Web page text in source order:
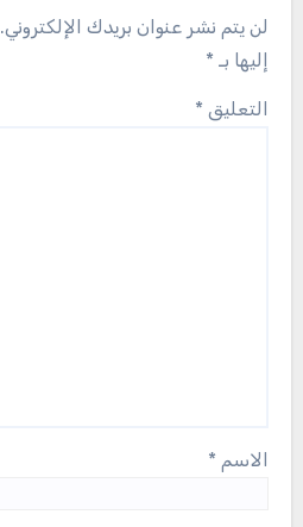
لن يتم نشر عنوان بريدك الإلكتروني.
إليها بـ *
التعليق *
الاسم *